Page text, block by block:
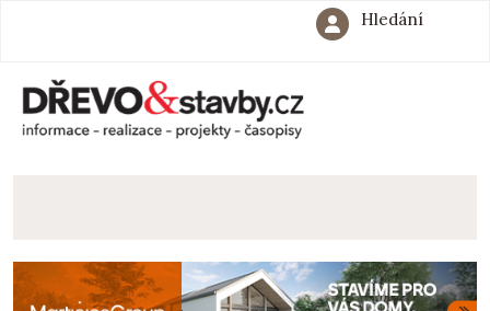
Hledání